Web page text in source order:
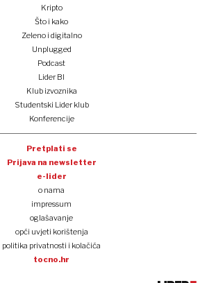
Kripto
Što i kako
Zeleno i digitalno
Unplugged
Podcast
Lider BI
Klub izvoznika
Studentski Lider klub
Konferencije
Pretplati se
Prijava na newsletter
e-lider
o nama
impressum
oglašavanje
opći uvjeti korištenja
politika privatnosti i kolačića
tocno.hr